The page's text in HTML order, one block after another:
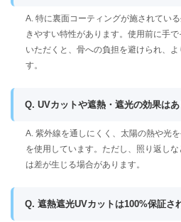
A. 特に裏面コーティングが施されてい
きやすい特性があります。使用前に手
いただくと、骨への負担を避けられ、
す。
Q. UVカットや遮熱・遮光の効果はあ
A. 紫外線を通しにくく、太陽の熱や光
を使用しています。ただし、照り返し
は差が生じる場合があります。
Q. 遮熱遮光UVカットは100%保証さ